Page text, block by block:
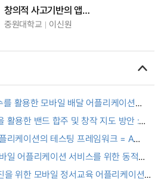
창의적 사고기반의 앱만들기
중원대학교 이신원
활용한 모바일 배달 어플리케이션
model and PCSI index
활용한 밴드 합주 및 창작 지도 방안 :
: Focusing on the
리케이션의 테스팅 프레임워크 = A
일 어플리케이션 서비스를 위한 동적
을 위한 모바일 정서교육 어플리케이션